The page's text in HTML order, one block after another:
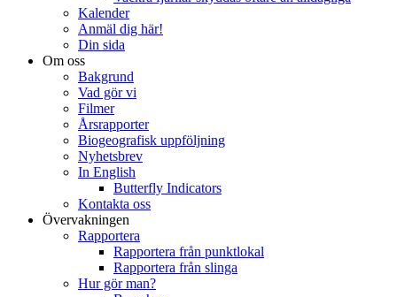
Kalender
Anmäl dig här!
Din sida
Om oss
Bakgrund
Vad gör vi
Filmer
Årsrapporter
Biogeografisk uppföljning
Nyhetsbrev
In English
Butterfly Indicators
Kontakta oss
Övervakningen
Rapportera
Rapportera från punktlokal
Rapportera från slinga
Hur gör man?